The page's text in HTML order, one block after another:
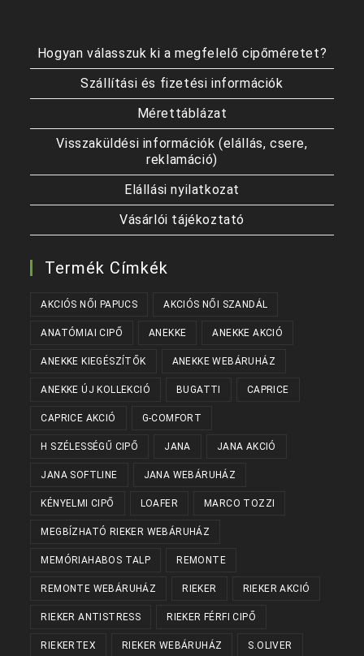
Hogyan válasszuk ki a megfelelő cipőméretet?
Szállítási és fizetési információk
Mérettáblázat
Visszaküldési információk (elállás, csere,
reklamáció)
Elállási nyilatkozat
Vásárlói tájékoztató
Termék Címkék
AKCIÓS NŐI PAPUCS AKCIÓS NŐI SZANDÁL
ANATÓMIAI CIPŐ ANEKKE ANEKKE AKCIÓ
ANEKKE KIEGÉSZÍTŐK ANEKKE WEBÁRUHÁZ
ANEKKE ÚJ KOLLEKCIÓ BUGATTI CAPRICE
CAPRICE AKCIÓ G-COMFORT
H SZÉLESSÉGŰ CIPŐ JANA JANA AKCIÓ
JANA SOFTLINE JANA WEBÁRUHÁZ
KÉNYELMI CIPŐ LOAFER MARCO TOZZI
MEGBÍZHATÓ RIEKER WEBÁRUHÁZ
MEMÓRIAHABOS TALP REMONTE
REMONTE WEBÁRUHÁZ RIEKER RIEKER AKCIÓ
RIEKER ANTISTRESS RIEKER FÉRFI CIPŐ
RIEKERTEX RIEKER WEBÁRUHÁZ S.OLIVER